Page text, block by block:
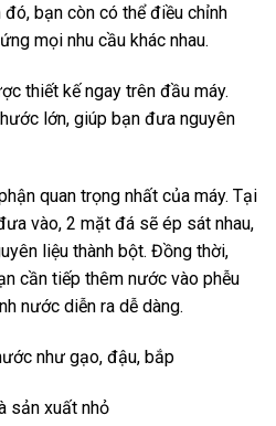
bạn còn có thể điều chỉnh
mọi nhu cầu khác nhau.
thiết kế ngay trên đầu máy.
lớn, giúp bạn đưa nguyên
quan trọng nhất của máy. Tại
vào, 2 mặt đá sẽ ép sát nhau,
liệu thành bột. Đồng thời,
cần tiếp thêm nước vào phễu
nước diễn ra dễ dàng.
như gạo, đậu, bắp
sản xuất nhỏ